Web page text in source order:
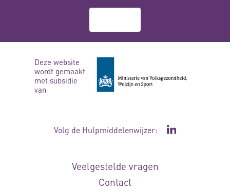
Deze website
wordt gemaakt
met subsidie
van
Volg de Hulpmiddelenwijzer: Ga naar de
Veelgestelde vragen
Contact